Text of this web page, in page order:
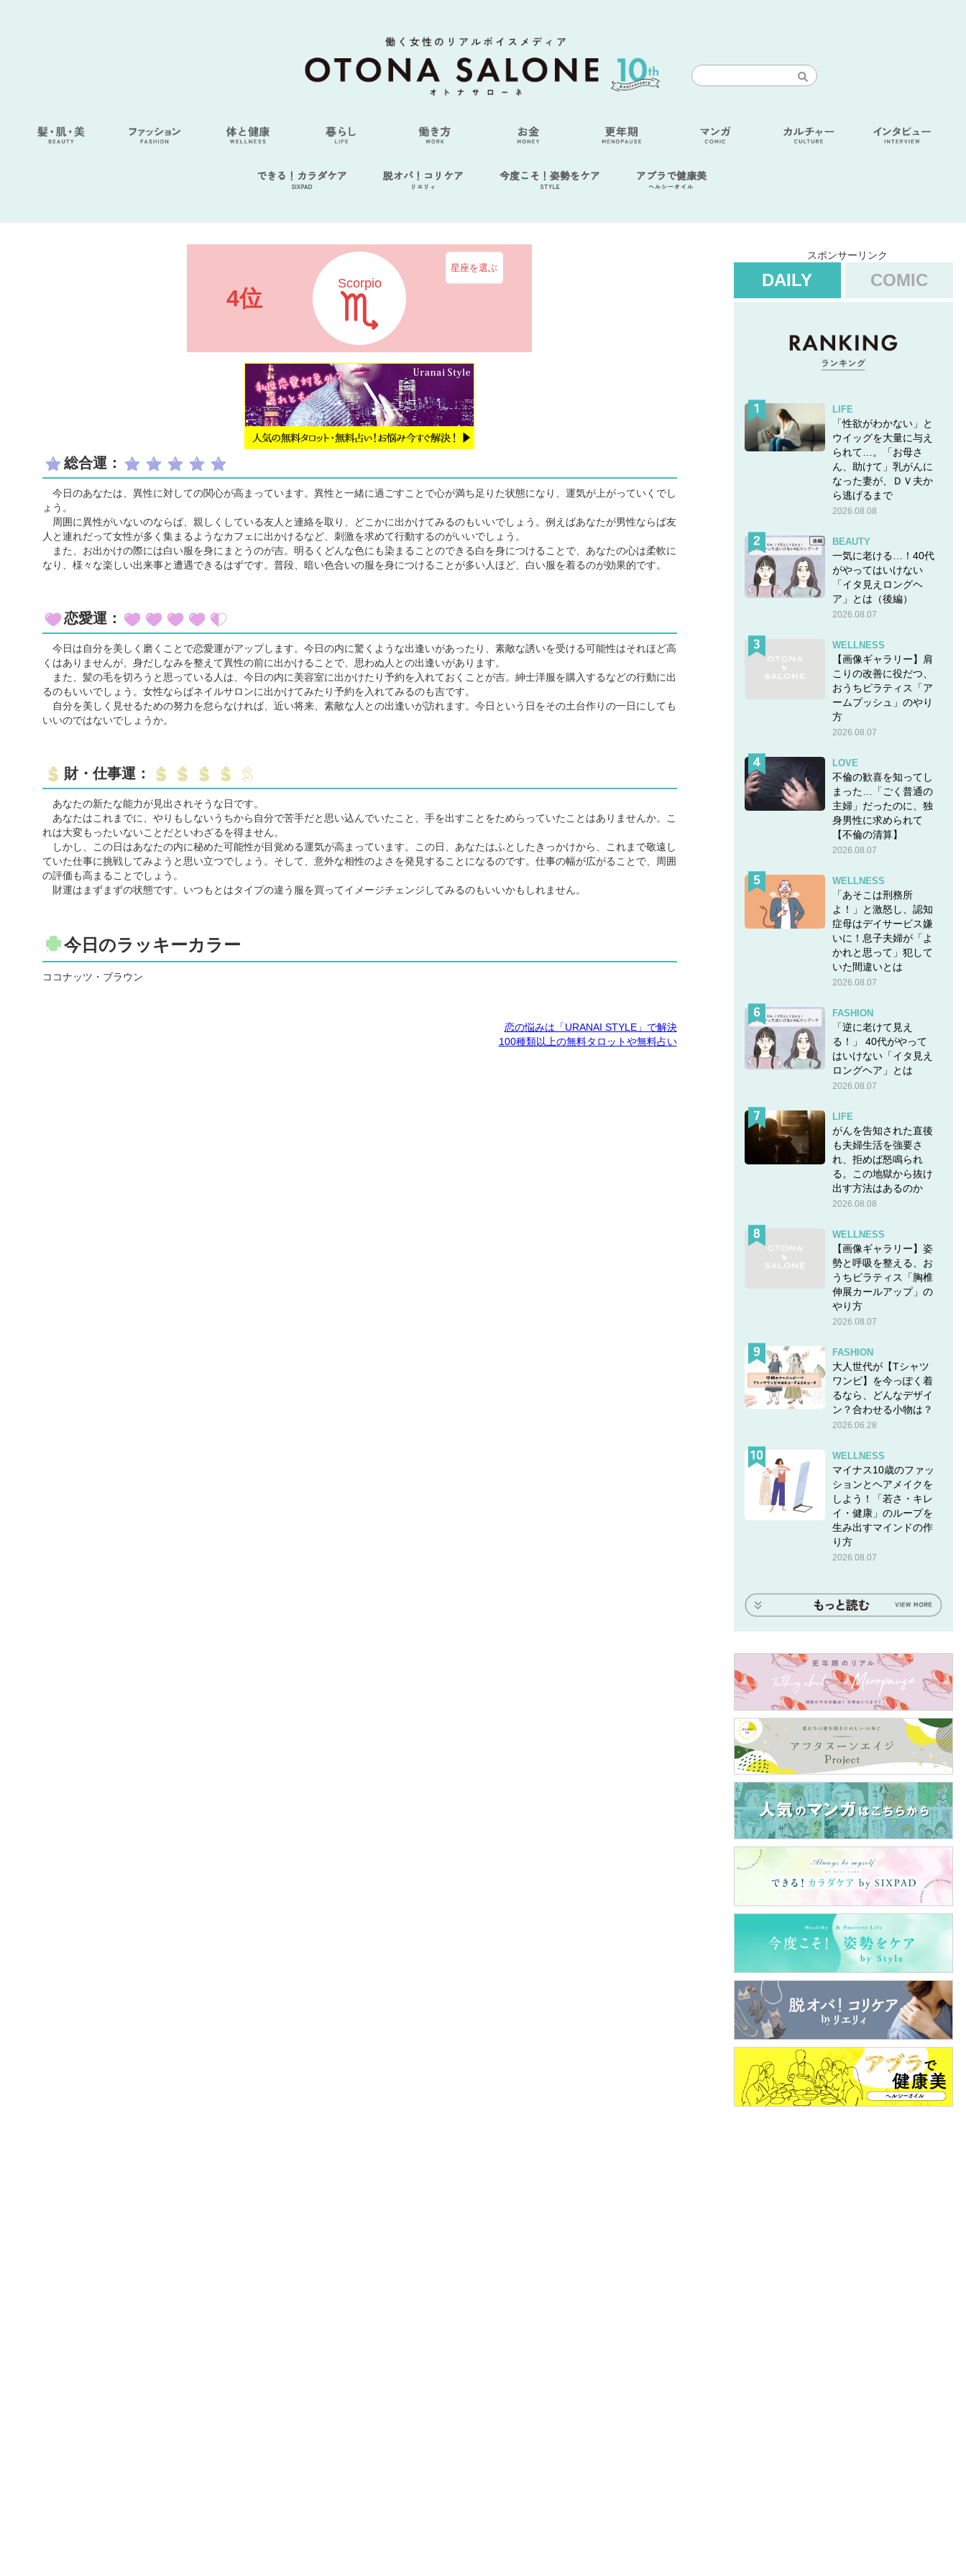
できる！カラダケア
SIXPAD
脱オバ！コリケア
リエリィ
今度こそ！姿勢をケア
STYLE
アブラで健康美
ヘルシーオイル
4位
Scorpio
星座を選ぶ
総合運：
今日のあなたは、異性に対しての関心が高まっています。異性と一緒に過ごすことで心が満ち足りた状態になり、運気が上がっていくでし
ょう。
周囲に異性がいないのならば、親しくしている友人と連絡を取り、どこかに出かけてみるのもいいでしょう。例えばあなたが男性ならば友
人と連れだって女性が多く集まるようなカフェに出かけるなど、刺激を求めて行動するのがいいでしょう。
また、お出かけの際には白い服を身にまとうのが吉。明るくどんな色にも染まることのできる白を身につけることで、あなたの心は柔軟に
なり、様々な楽しい出来事と遭遇できるはずです。普段、暗い色合いの服を身につけることが多い人ほど、白い服を着るのが効果的です。
恋愛運：
今日は自分を美しく磨くことで恋愛運がアップします。今日の内に驚くような出逢いがあったり、素敵な誘いを受ける可能性はそれほど高
くはありませんが、身だしなみを整えて異性の前に出かけることで、思わぬ人との出逢いがあります。
また、髪の毛を切ろうと思っている人は、今日の内に美容室に出かけたり予約を入れておくことが吉。紳士洋服を購入するなどの行動に出
るのもいいでしょう。女性ならばネイルサロンに出かけてみたり予約を入れてみるのも吉です。
自分を美しく見せるための努力を怠らなければ、近い将来、素敵な人との出逢いが訪れます。今日という日をその土台作りの一日にしても
いいのではないでしょうか。
財・仕事運：
あなたの新たな能力が見出されそうな日です。
あなたはこれまでに、やりもしないうちから自分で苦手だと思い込んでいたこと、手を出すことをためらっていたことはありませんか。こ
れは大変もったいないことだといわざるを得ません。
しかし、この日はあなたの内に秘めた可能性が目覚める運気が高まっています。この日、あなたはふとしたきっかけから、これまで敬遠し
ていた仕事に挑戦してみようと思い立つでしょう。そして、意外な相性のよさを発見することになるのです。仕事の幅が広がることで、周囲
の評価も高まることでしょう。
財運はまずまずの状態です。いつもとはタイプの違う服を買ってイメージチェンジしてみるのもいいかもしれません。
今日のラッキーカラー
ココナッツ・ブラウン
恋の悩みは「URANAI STYLE」で解決
100種類以上の無料タロットや無料占い
スポンサーリンク
DAILY COMIC
LIFE
「性欲がわかない」と
ウイッグを大量に与え
られて…。「お母さ
ん、助けて」乳がんに
なった妻が、ＤＶ夫か
ら逃げるまで
2026.08.08
BEAUTY
一気に老ける…！40代
がやってはいけない
「イタ見えロングヘ
ア」とは（後編）
2026.08.07
WELLNESS
【画像ギャラリー】肩
こりの改善に役だつ、
おうちピラティス「ア
ームプッシュ」のやり
方
2026.08.07
LOVE
不倫の歓喜を知ってし
まった…「ごく普通の
主婦」だったのに、独
身男性に求められて
【不倫の清算】
2026.08.07
WELLNESS
「あそこは刑務所
よ！」と激怒し、認知
症母はデイサービス嫌
いに！息子夫婦が「よ
かれと思って」犯して
いた間違いとは
2026.08.07
FASHION
「逆に老けて見え
る！」 40代がやって
はいけない「イタ見え
ロングヘア」とは
2026.08.07
LIFE
がんを告知された直後
も夫婦生活を強要さ
れ、拒めば怒鳴られ
る。この地獄から抜け
出す方法はあるのか
2026.08.08
WELLNESS
【画像ギャラリー】姿
勢と呼吸を整える、お
うちピラティス「胸椎
伸展カールアップ」の
やり方
2026.08.07
FASHION
大人世代が【Tシャツ
ワンピ】を今っぽく着
るなら、どんなデザイ
ン？合わせる小物は？
2026.06.28
WELLNESS
マイナス10歳のファッ
ションとヘアメイクを
しよう！「若さ・キレ
イ・健康」のループを
生み出すマインドの作
り方
2026.08.07